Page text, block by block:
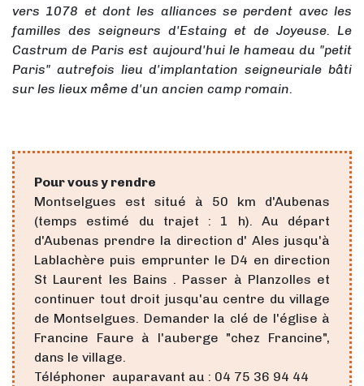
vers 1078 et dont les alliances se perdent avec les
familles des seigneurs d'Estaing et de Joyeuse. Le
Castrum de Paris est aujourd'hui le hameau du "petit
Paris" autrefois lieu d'implantation seigneuriale bâti
sur les lieux même d'un ancien camp romain.
Pour vous y rendre
Montselgues est situé à 50 km d'Aubenas
(temps estimé du trajet : 1 h). Au départ
d'Aubenas prendre la direction d' Ales jusqu'à
Lablachère puis emprunter le D4 en direction
St Laurent les Bains . Passer à Planzolles et
continuer tout droit jusqu'au centre du village
de Montselgues. Demander la clé de l'église à
Francine Faure à l'auberge "chez Francine",
dans le village.
Téléphoner auparavant au : 04 75 36 94 44